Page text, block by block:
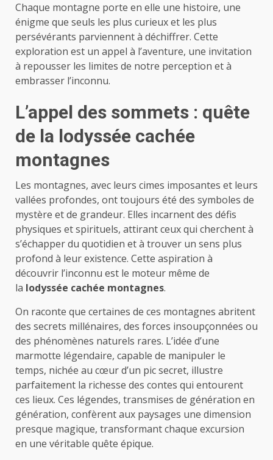
Chaque montagne porte en elle une histoire, une
énigme que seuls les plus curieux et les plus
persévérants parviennent à déchiffrer. Cette
exploration est un appel à l’aventure, une invitation
à repousser les limites de notre perception et à
embrasser l’inconnu.
L’appel des sommets : quête
de la lodyssée cachée
montagnes
Les montagnes, avec leurs cimes imposantes et leurs
vallées profondes, ont toujours été des symboles de
mystère et de grandeur. Elles incarnent des défis
physiques et spirituels, attirant ceux qui cherchent à
s’échapper du quotidien et à trouver un sens plus
profond à leur existence. Cette aspiration à
découvrir l’inconnu est le moteur même de
la lodyssée cachée montagnes.
On raconte que certaines de ces montagnes abritent
des secrets millénaires, des forces insoupçonnées ou
des phénomènes naturels rares. L’idée d’une
marmotte légendaire, capable de manipuler le
temps, nichée au cœur d’un pic secret, illustre
parfaitement la richesse des contes qui entourent
ces lieux. Ces légendes, transmises de génération en
génération, confèrent aux paysages une dimension
presque magique, transformant chaque excursion
en une véritable quête épique.